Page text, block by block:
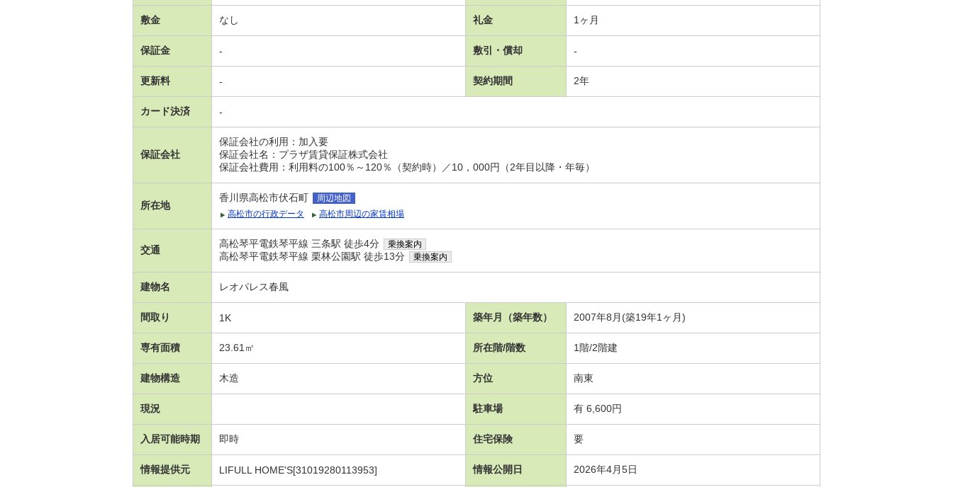
敷金 なし 礼金 1ヶ月
保証金 - 敷引・償却 -
更新料 - 契約期間 2年
カード決済 -
保証会社
保証会社の利用：加入要
保証会社名：プラザ賃貸保証株式会社
保証会社費用：利用料の100％～120％（契約時）／10，000円（2年目以降・年毎）
所在地
香川県高松市伏石町
周辺地図
高松市の行政データ
高松市周辺の家賃相場
交通
高松琴平電鉄琴平線 三条駅 徒歩4分 乗換案内
高松琴平電鉄琴平線 栗林公園駅 徒歩13分 乗換案内
建物名 レオパレス春風
間取り 1K 築年月（築年数） 2007年8月(築19年1ヶ月)
専有面積 23.61㎡ 所在階/階数 1階/2階建
建物構造 木造 方位 南東
現況 駐車場 有 6,600円
入居可能時期 即時 住宅保険 要
情報提供元 LIFULL HOME'S[31019280113953] 情報公開日 2026年4月5日